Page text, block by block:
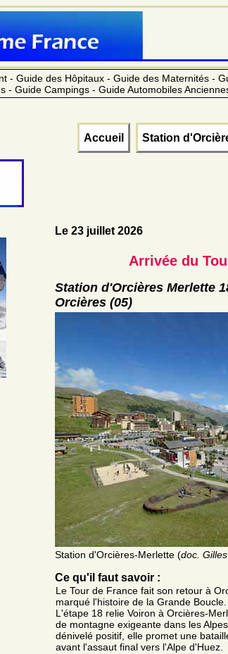
- Guide des Hôpitaux - Guide des Maternités -
- Guide Campings - Guide Automobiles
Accueil Station
Le 23 juillet 2026
Arrivée du
Station d'Orcières Merlette
Orcières (05)
Station d'Orcières-Merlette (doc.
Ce qu'il faut savoir :
Le Tour de France fait son retour à
marqué l'histoire de la Grande Boucle.
L'étape 18 relie Voiron à Orcières-
de montagne exigeante dans les
dénivelé positif, elle promet une
avant l'assaut final vers l'Alpe d'Huez.